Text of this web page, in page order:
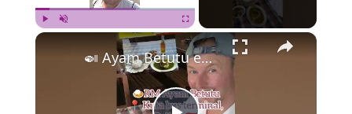
Fullscreen ×
🍛 Ayam Betutu en Kuta – El Pollo Especiado Legendario de Bali por $2.5!